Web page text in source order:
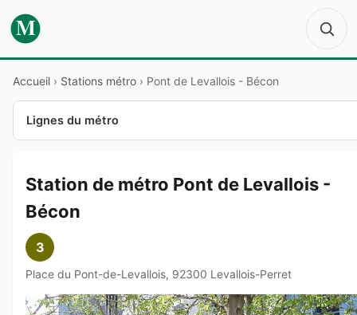
M
Accueil › Stations métro › Pont de Levallois - Bécon
Lignes du métro
Station de métro Pont de Levallois -
Bécon
3
Place du Pont-de-Levallois, 92300 Levallois-Perret